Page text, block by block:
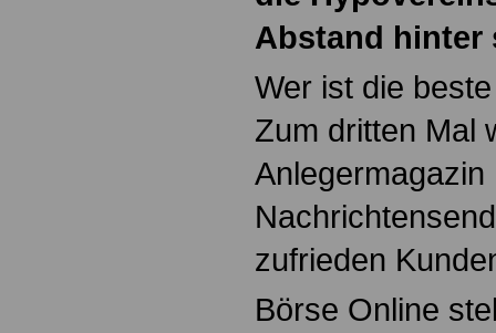
Abstand hinter
Wer ist die
Zum dritten Mal
zufrieden
Börse Online